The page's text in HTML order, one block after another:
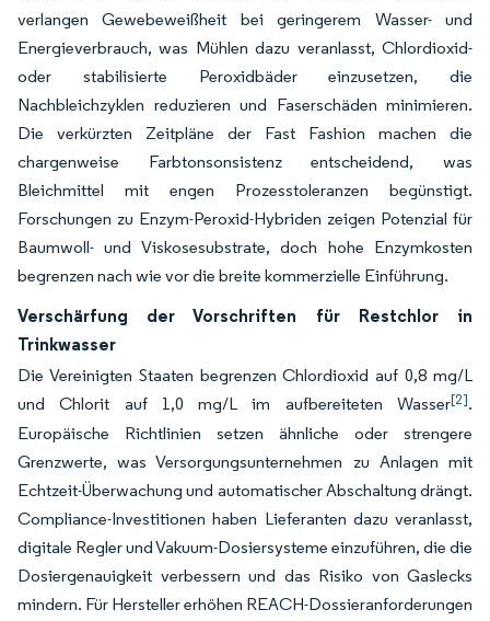
verlangen Gewebeweißheit bei geringerem Wasser- und
Energieverbrauch, was Mühlen dazu veranlasst, Chlordioxid-
oder stabilisierte Peroxidbäder einzusetzen, die
Nachbleichzyklen reduzieren und Faserschäden minimieren.
Die verkürzten Zeitpläne der Fast Fashion machen die
chargenweise Farbtonsonsistenz entscheidend, was
Bleichmittel mit engen Prozesstoleranzen begünstigt.
Forschungen zu Enzym-Peroxid-Hybriden zeigen Potenzial für
Baumwoll- und Viskosesubstrate, doch hohe Enzymkosten
begrenzen nach wie vor die breite kommerzielle Einführung.
Verschärfung der Vorschriften für Restchlor in
Trinkwasser
Die Vereinigten Staaten begrenzen Chlordioxid auf 0,8 mg/L
und Chlorit auf 1,0 mg/L im aufbereiteten Wasser[2].
Europäische Richtlinien setzen ähnliche oder strengere
Grenzwerte, was Versorgungsunternehmen zu Anlagen mit
Echtzeit-Überwachung und automatischer Abschaltung drängt.
Compliance-Investitionen haben Lieferanten dazu veranlasst,
digitale Regler und Vakuum-Dosiersysteme einzuführen, die die
Dosiergenauigkeit verbessern und das Risiko von Gaslecks
mindern. Für Hersteller erhöhen REACH-Dossieranforderungen